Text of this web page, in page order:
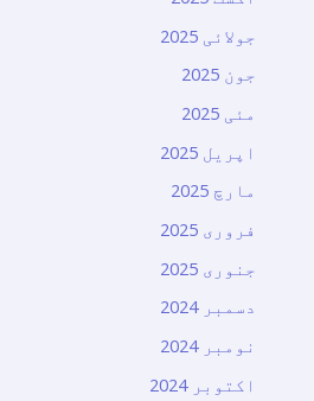
جولائی 2025
جون 2025
مئی 2025
اپریل 2025
مارچ 2025
فروری 2025
جنوری 2025
دسمبر 2024
نومبر 2024
اکتوبر 2024